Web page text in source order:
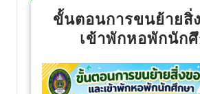
ขั้นตอนการขนย้ายสิ่
เข้าพักหอพักนัก